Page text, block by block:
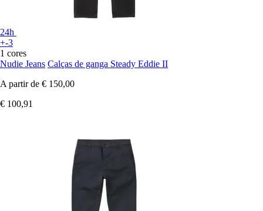
24h
+-3
1 cores
Nudie Jeans Calças de ganga Steady Eddie II
A partir de € 150,00
€ 100,91